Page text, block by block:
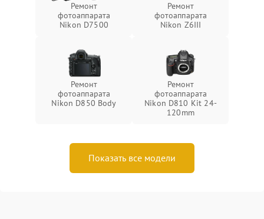
Ремонт
фотоаппарата
Nikon D7500
Ремонт
фотоаппарата
Nikon Z6III
Ремонт
фотоаппарата
Nikon D850 Body
Ремонт
фотоаппарата
Nikon D810 Kit 24-
120mm
Показать все модели